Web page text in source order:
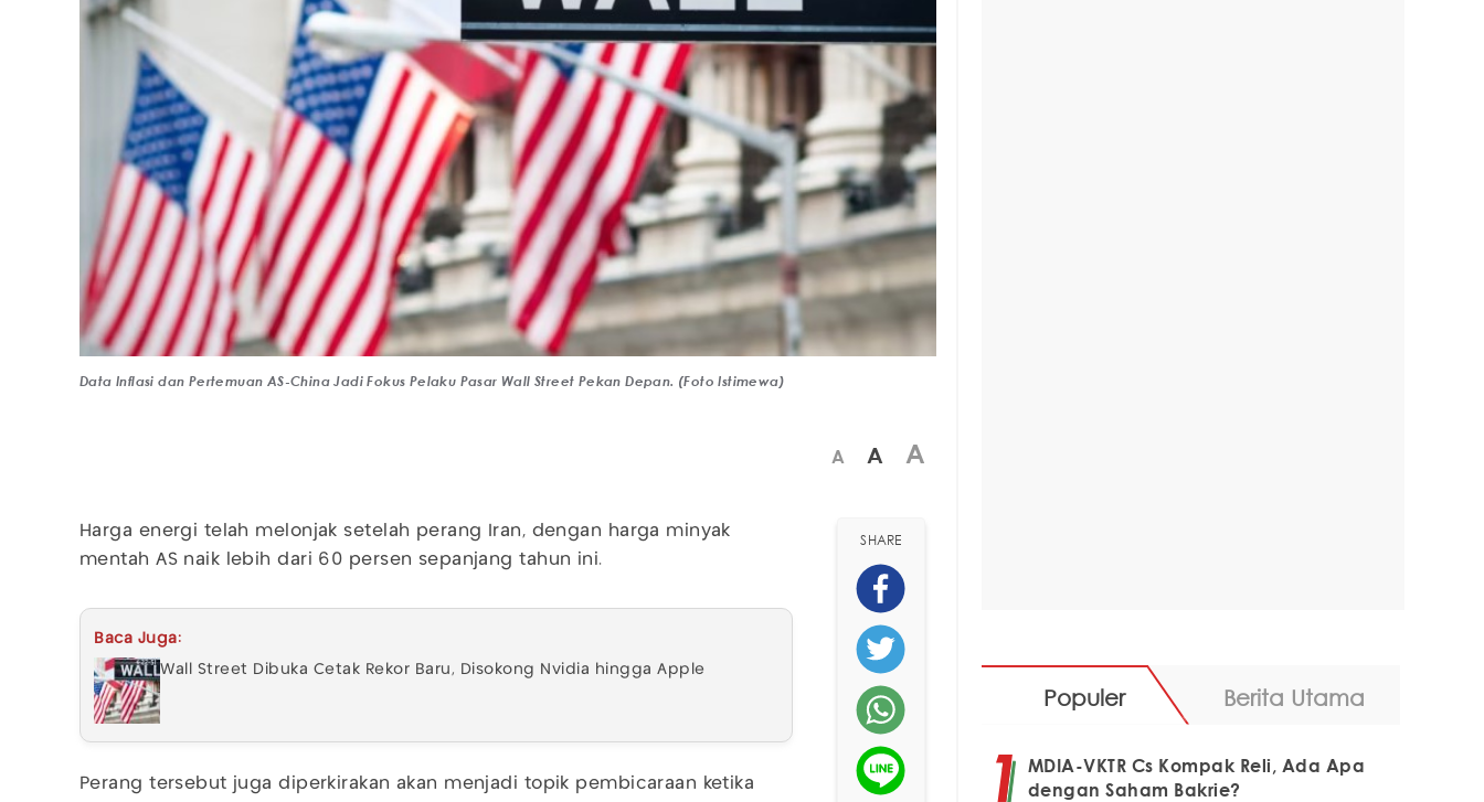
Data Inflasi dan Pertemuan AS-China Jadi Fokus Pelaku Pasar Wall Street Pekan Depan. (Foto Istimewa)
A A A
Harga energi telah melonjak setelah perang Iran, dengan harga minyak
mentah AS naik lebih dari 60 persen sepanjang tahun ini.
Baca Juga:
Wall Street Dibuka Cetak Rekor Baru, Disokong Nvidia hingga Apple
Perang tersebut juga diperkirakan akan menjadi topik pembicaraan ketika
SHARE
Populer Berita Utama
MDIA-VKTR Cs Kompak Reli, Ada Apa
dengan Saham Bakrie?